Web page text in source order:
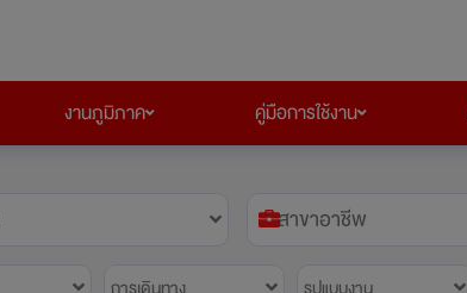
งานภูมิภาค คู่มือการใช้งาน
สาขาอาชีพ